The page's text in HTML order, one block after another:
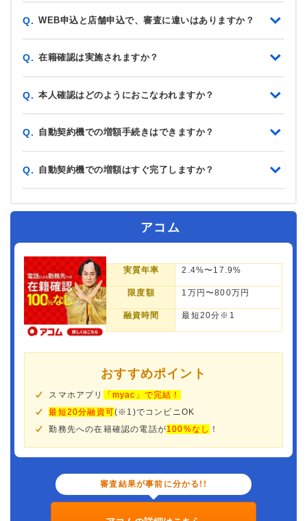
Q. WEB申込と店舗申込で、審査に違いはありますか？
Q. 在籍確認は実施されますか？
Q. 本人確認はどのようにおこなわれますか？
Q. 自動契約機での増額手続きはできますか？
Q. 自動契約機での増額はすぐ完了しますか？
アコム
実質年率 2.4%〜17.9%
限度額 1万円〜800万円
融資時間 最短20分※1
おすすめポイント
スマホアプリ
「myac」で完結！
最短20分融資可(※1)でコンビニOK
勤務先への在籍確認の電話が100%なし ！
審査結果が事前に分かる!!